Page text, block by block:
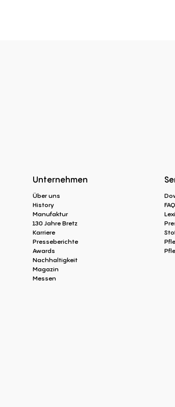
Unternehmen
Über uns
History
Manufaktur
130 Jahre Bretz
Karriere
Presseberichte
Awards
Nachhaltigkeit
Magazin
Messen
FAQ